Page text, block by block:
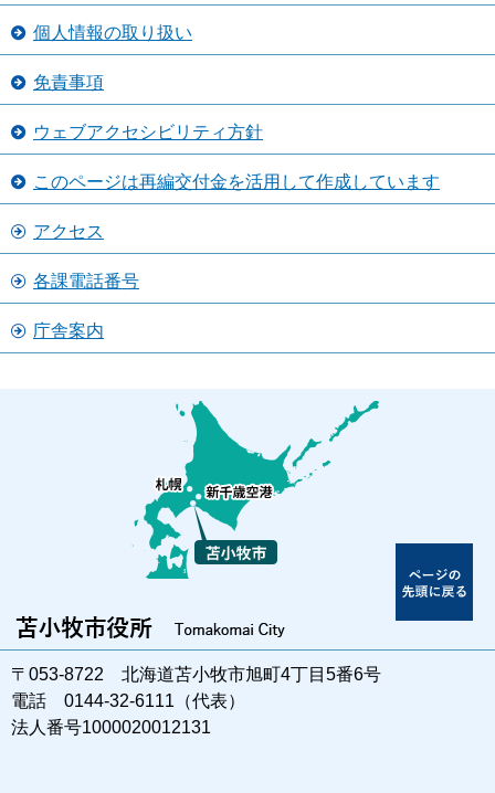
個人情報の取り扱い
免責事項
ウェブアクセシビリティ方針
このページは再編交付金を活用して作成しています
アクセス
各課電話番号
庁舎案内
〒053-8722 北海道苫小牧市旭町4丁目5番6号
電話 0144-32-6111（代表）
法人番号1000020012131